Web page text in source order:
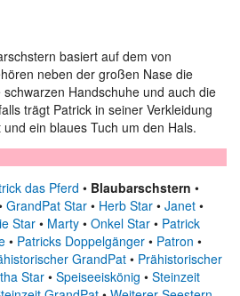
basiert auf dem von
neben der großen Nase die
Handschuhe und auch die
trägt Patrick in seiner Verkleidung
ein blaues Tuch um den Hals.
das Pferd • Blaubarschstern •
GrandPat Star • Herb Star • Janet •
Star • Marty • Onkel Star • Patrick
• Patricks Doppelgänger • Patron •
GrandPat • Prähistorischer
Star • Speiseeiskönig • Steinzeit